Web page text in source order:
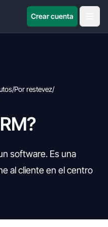
Crear cuenta
/Por restevez/
software. Es una
al cliente en el centro